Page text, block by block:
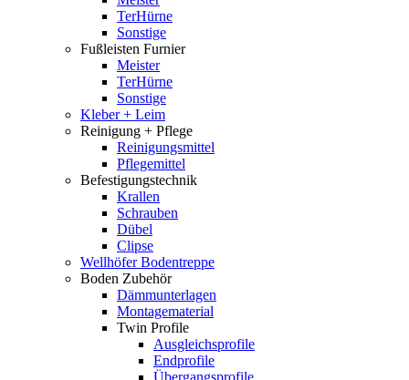
TerHürne
Sonstige
Fußleisten Furnier
Meister
TerHürne
Sonstige
Kleber + Leim
Reinigung + Pflege
Reinigungsmittel
Pflegemittel
Befestigungstechnik
Krallen
Schrauben
Dübel
Clipse
Wellhöfer Bodentreppe
Boden Zubehör
Dämmunterlagen
Montagematerial
Twin Profile
Ausgleichsprofile
Endprofile